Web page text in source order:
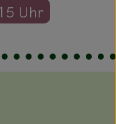
Uhr